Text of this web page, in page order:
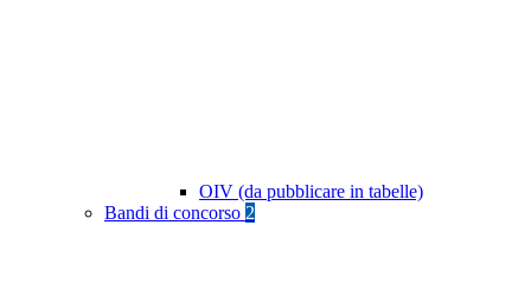
OIV (da pubblicare in tabelle)
Bandi di concorso 2